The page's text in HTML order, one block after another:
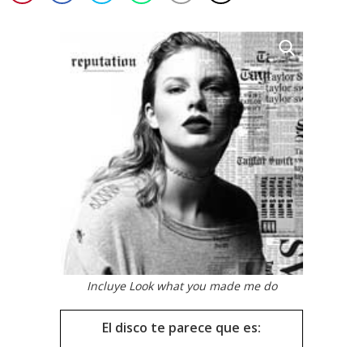
Incluye Look what you made me do
El disco te parece que es: